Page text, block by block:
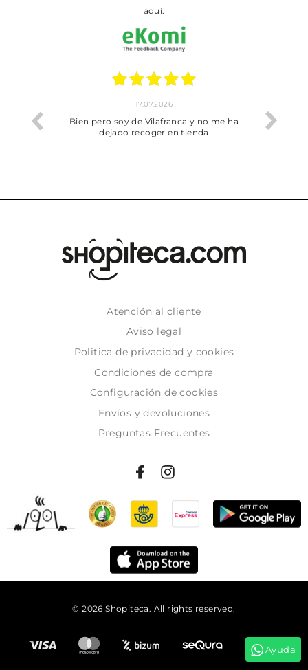
aquí.
trobat
17.07.2026
Bien pero soy de Vilafranca y no me ha
dejado recoger en tienda
Atención al cliente
Aviso legal
Politica de privacidad y cookies
Condiciones de compra
Configuración de cookies
Envíos y devoluciones
Preguntas Frecuentes
© 2026 Shopiteca. All rights reserved.
Ayuda